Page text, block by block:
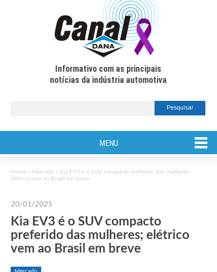
Informativo com as principais
notícias da indústria automotiva
MENU
Home » Mercado » Kia EV3 é o SUV compacto preferido das mulheres;
elétrico vem ao Brasil em breve
20/01/2025
Kia EV3 é o SUV compacto
preferido das mulheres; elétrico
vem ao Brasil em breve
Mercado